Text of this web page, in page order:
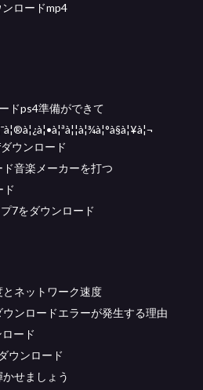
ロードmp4
ドps4準備ができて
ダウンロード
音楽メーカーを打つ
ド
7をダウンロード
ネットワーク速度
ンロードエラーが発生する理由
ード
ウンロード
せましょう